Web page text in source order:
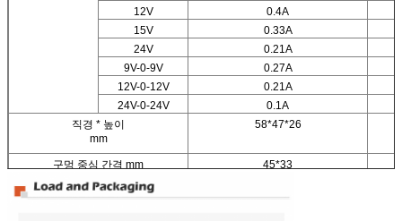
12V
0.4A
15V
0.33A
24V
0.21A
9V-0-9V
0.27A
12V-0-12V
0.21A
24V-0-24V
0.1A
직경 * 높이
mm
58*47*26
구멍 중심 간격 mm 45*33
무게 kg 0.25